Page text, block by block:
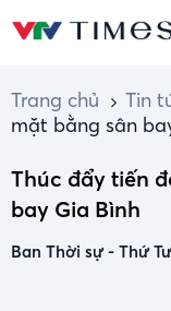
Trang chủ Tin
mặt bằng sân
Thúc đẩy tiến
bay Gia Bình
Ban Thời sự- Thứ